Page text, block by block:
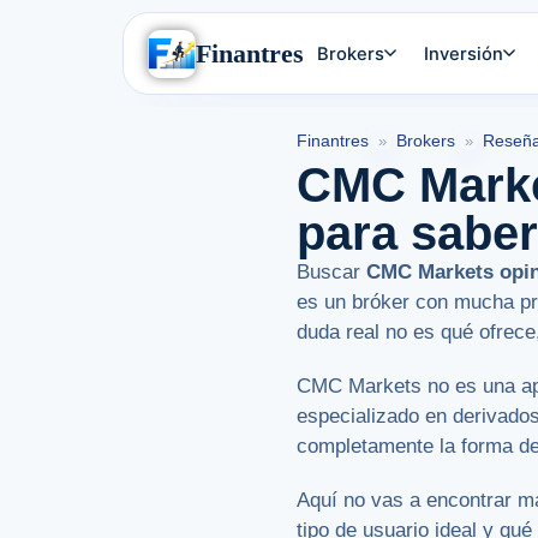
Finantres Brokers Inversión
Finantres » Brokers »
CMC
para
Buscar CMC Markets
es un bróker con mucha
duda real no es qué
CMC Markets no es una
especializado en
completamente la forma
Aquí no vas a encontrar
tipo de usuario ideal y